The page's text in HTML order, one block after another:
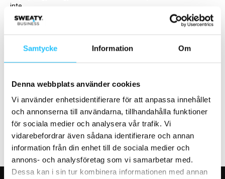
Samtycke Information Om
Denna webbplats använder cookies
Vi använder enhetsidentifierare för att anpassa innehållet
och annonserna till användarna, tillhandahålla funktioner
för sociala medier och analysera vår trafik. Vi
vidarebefordrar även sådana identifierare och annan
information från din enhet till de sociala medier och
annons- och analysföretag som vi samarbetar med.
Dessa kan i sin tur kombinera informationen med annan
inte...
Google och Samsung teamar
upp för att förenkla
datadelning mellan tränings-...
New Balance ny huvudpartner
till Göteborgsvarvet